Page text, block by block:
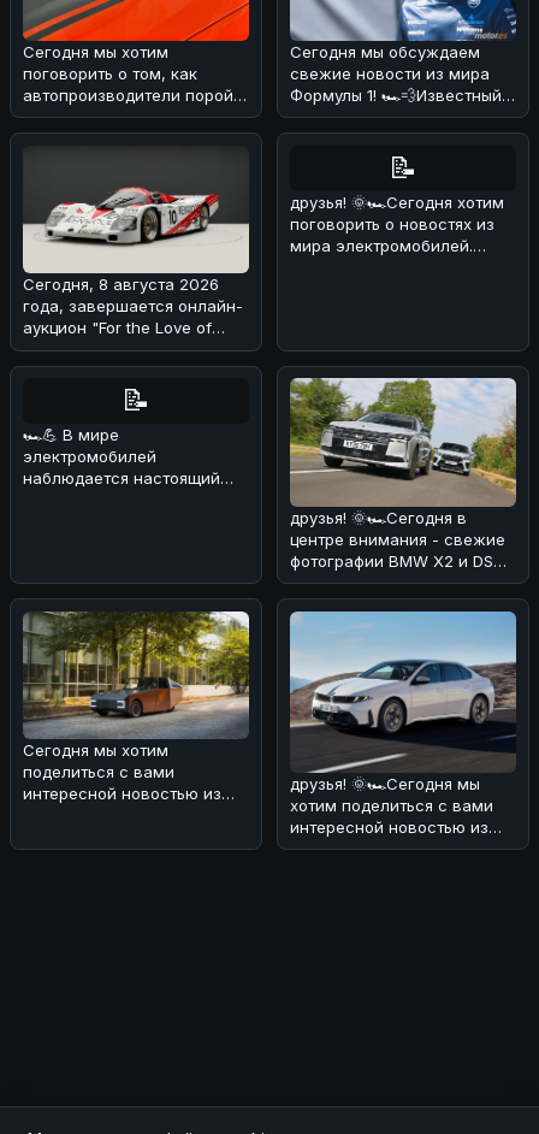
Сегодня мы хотим
поговорить о том, как
автопроизводители порой
хитрят с характеристиками
своих мощны
Сегодня мы обсуждаем
свежие новости из мира
Формулы 1! 🏎️💨Известный
эксперт и бывший пилот
Формулы
Сегодня, 8 августа 2026
года, завершается онлайн-
аукцион "For the Love of
Porsche", на котором предс
📝
друзья! 🌞🏎Сегодня хотим
поговорить о новостях из
мира электромобилей.
📝
🏎💪 В мире
электромобилей
наблюдается настоящий
друзья! 🌞🏎Сегодня в
центре внимания - свежие
фотографии BMW X2 и DS
No4, сделанные на
реальных дор
Сегодня мы хотим
поделиться с вами
интересной новостью из
друзья! 🌞🏎Сегодня мы
хотим поделиться с вами
интересной новостью из
мира BMW. В Европе уже в